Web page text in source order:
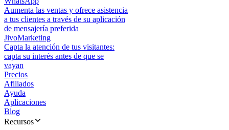
Aumenta las ventas y ofrece asistencia
a tus clientes a través de su aplicación
de mensajería preferida
JivoMarketing
Capta la atención de tus visitantes:
capta su interés antes de que se
vayan
Precios
Afiliados
Ayuda
Aplicaciones
Blog
Recursos